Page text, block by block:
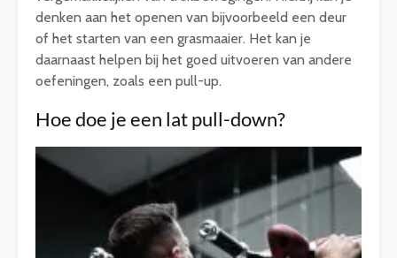
denken aan het openen van bijvoorbeeld een deur
of het starten van een grasmaaier. Het kan je
daarnaast helpen bij het goed uitvoeren van andere
oefeningen, zoals een pull-up.
Hoe doe je een lat pull-down?